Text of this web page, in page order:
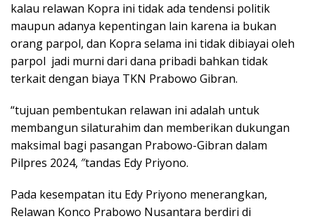
kalau relawan Kopra ini tidak ada tendensi politik
maupun adanya kepentingan lain karena ia bukan
orang parpol, dan Kopra selama ini tidak dibiayai oleh
parpol jadi murni dari dana pribadi bahkan tidak
terkait dengan biaya TKN Prabowo Gibran.
“tujuan pembentukan relawan ini adalah untuk
membangun silaturahim dan memberikan dukungan
maksimal bagi pasangan Prabowo-Gibran dalam
Pilpres 2024, ″tandas Edy Priyono.
Pada kesempatan itu Edy Priyono menerangkan,
Relawan Konco Prabowo Nusantara berdiri di